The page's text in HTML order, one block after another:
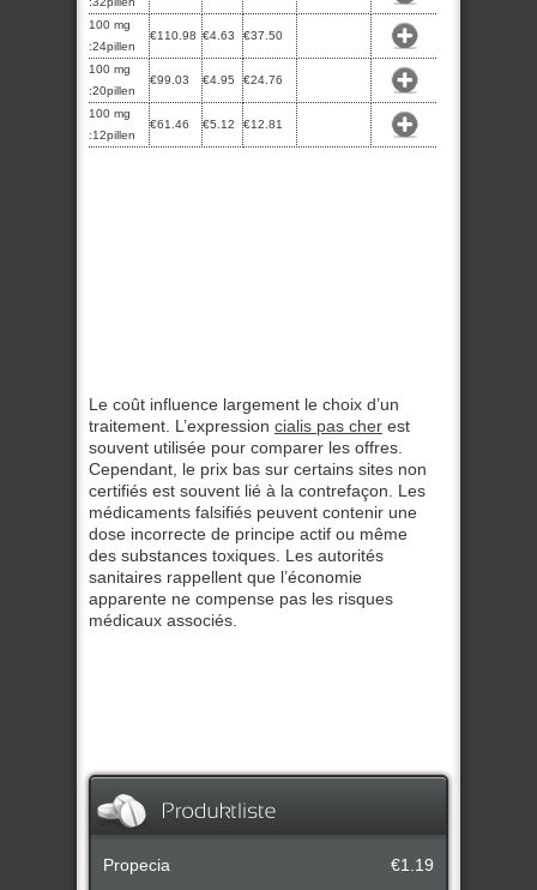
100 mg
:24pillen
€110.98 €4.63 €37.50
100 mg
:20pillen
€99.03 €4.95 €24.76
100 mg
:12pillen
€61.46 €5.12 €12.81
Le coût influence largement le choix d’un
traitement. L’expression cialis pas cher est
souvent utilisée pour comparer les offres.
Cependant, le prix bas sur certains sites non
certifiés est souvent lié à la contrefaçon. Les
médicaments falsifiés peuvent contenir une
dose incorrecte de principe actif ou même
des substances toxiques. Les autorités
sanitaires rappellent que l’économie
apparente ne compense pas les risques
médicaux associés.
€1.19
Propecia